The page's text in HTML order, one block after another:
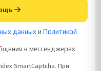
данных и Политикой
в мессенджерах
SmartCaptcha. При